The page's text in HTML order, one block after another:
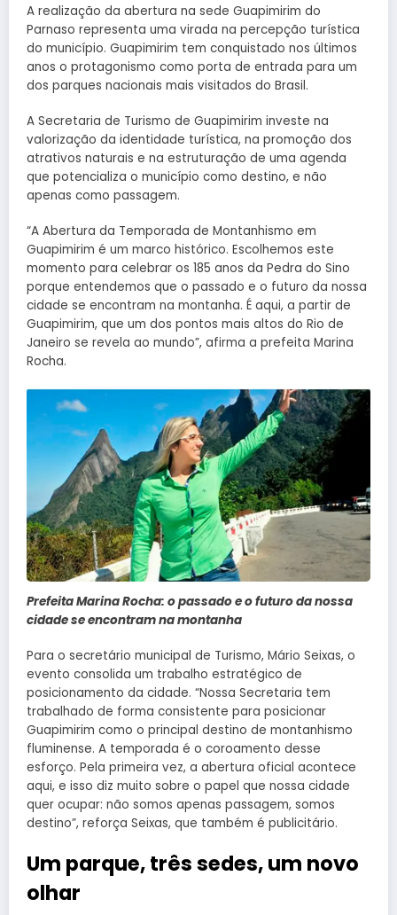
A realização da abertura na sede Guapimirim do
Parnaso representa uma virada na percepção turística
do município. Guapimirim tem conquistado nos últimos
anos o protagonismo como porta de entrada para um
dos parques nacionais mais visitados do Brasil.
A Secretaria de Turismo de Guapimirim investe na
valorização da identidade turística, na promoção dos
atrativos naturais e na estruturação de uma agenda
que potencializa o município como destino, e não
apenas como passagem.
“A Abertura da Temporada de Montanhismo em
Guapimirim é um marco histórico. Escolhemos este
momento para celebrar os 185 anos da Pedra do Sino
porque entendemos que o passado e o futuro da nossa
cidade se encontram na montanha. É aqui, a partir de
Guapimirim, que um dos pontos mais altos do Rio de
Janeiro se revela ao mundo”, afirma a prefeita Marina
Rocha.
Prefeita Marina Rocha: o passado e o futuro da nossa
cidade se encontram na montanha
Para o secretário municipal de Turismo, Mário Seixas, o
evento consolida um trabalho estratégico de
posicionamento da cidade. “Nossa Secretaria tem
trabalhado de forma consistente para posicionar
Guapimirim como o principal destino de montanhismo
fluminense. A temporada é o coroamento desse
esforço. Pela primeira vez, a abertura oficial acontece
aqui, e isso diz muito sobre o papel que nossa cidade
quer ocupar: não somos apenas passagem, somos
destino”, reforça Seixas, que também é publicitário.
Um parque, três sedes, um novo
olhar